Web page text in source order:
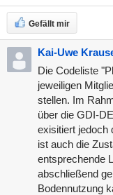
Gefällt mir
Kai-Uwe
Die Codeliste
jeweiligen
stellen. Im
über die GDI-
exisitiert jedoch
ist auch die
entsprechende
abschließend
Bodennutzung